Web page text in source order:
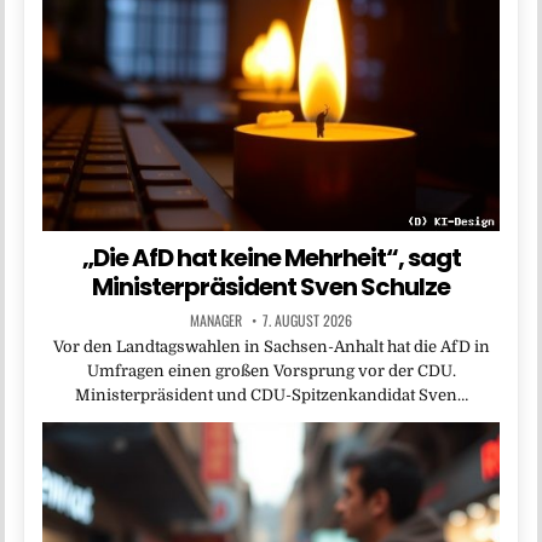
„Die AfD hat keine Mehrheit“, sagt
Ministerpräsident Sven Schulze
MANAGER 7. AUGUST 2026
Vor den Landtagswahlen in Sachsen-Anhalt hat die AfD in
Umfragen einen großen Vorsprung vor der CDU.
Ministerpräsident und CDU-Spitzenkandidat Sven…